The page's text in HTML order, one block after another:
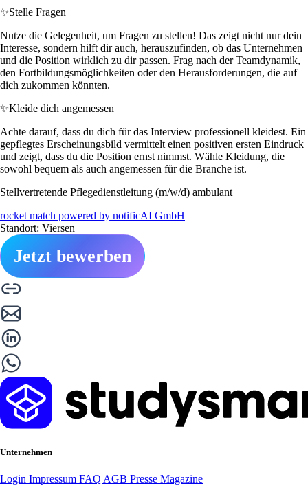
✨Stelle Fragen
Nutze die Gelegenheit, um Fragen zu stellen! Das zeigt nicht nur dein
Interesse, sondern hilft dir auch, herauszufinden, ob das Unternehmen
und die Position wirklich zu dir passen. Frag nach der Teamdynamik,
den Fortbildungsmöglichkeiten oder den Herausforderungen, die auf
dich zukommen könnten.
✨Kleide dich angemessen
Achte darauf, dass du dich für das Interview professionell kleidest. Ein
gepflegtes Erscheinungsbild vermittelt einen positiven ersten Eindruck
und zeigt, dass du die Position ernst nimmst. Wähle Kleidung, die
sowohl bequem als auch angemessen für die Branche ist.
Stellvertretende Pflegedienstleitung (m/w/d) ambulant
rocket match powered by notificAI GmbH
Standort: Viersen
Jetzt bewerben
Unternehmen
Login Impressum FAQ AGB Presse Magazine